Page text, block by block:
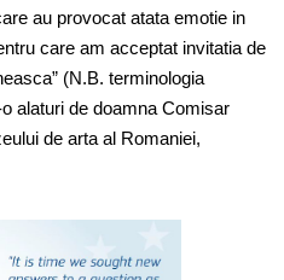
au provocat atata emotie in
care am acceptat invitatia de
(N.B. terminologia
alaturi de doamna Comisar
de arta al Romaniei,